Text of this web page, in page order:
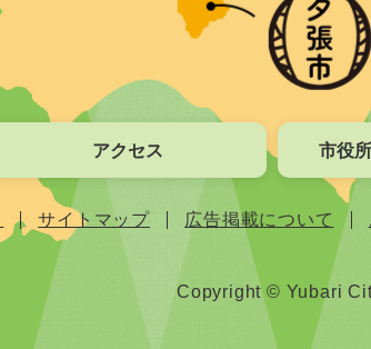
アクセス 市役
サイトマップ 広告掲載について
Copyright © Yubari